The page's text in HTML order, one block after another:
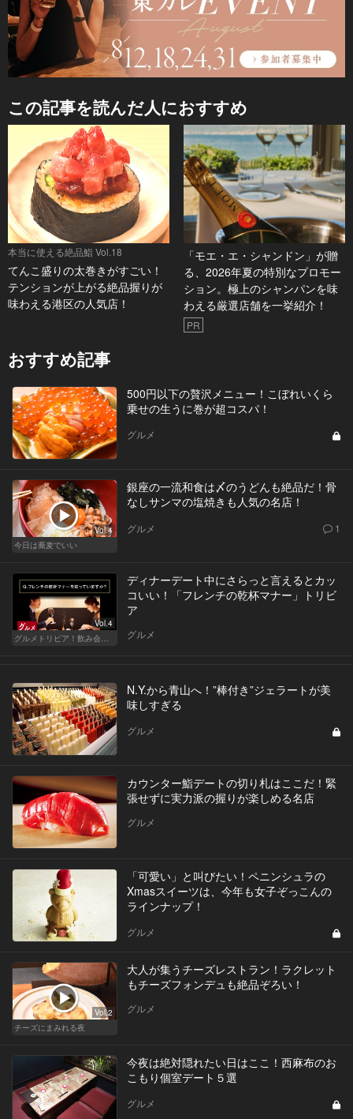
この記事を読んだ人におすすめ
本当に使える絶品鮨 Vol.18
てんこ盛りの太巻きがすごい！
テンションが上がる絶品握りが
味わえる港区の人気店！
「モエ・エ・シャンドン」が贈
る、2026年夏の特別なプロモー
ション。極上のシャンパンを味
わえる厳選店舗を一挙紹介！
PR
おすすめ記事
500円以下の贅沢メニュー！こぼれいくら
乗せの生うに巻が超コスパ！
グルメ
Vol.4
今日は蕎麦でいい
銀座の一流和食は〆のうどんも絶品だ！骨
なしサンマの塩焼きも人気の名店！
グルメ 1
Vol.4
グルメトリビア！飲み会やデートで会話のネタになるQ＆A
ディナーデート中にさらっと言えるとカッ
コいい！「フレンチの乾杯マナー」トリビ
ア
グルメ
N.Y.から青山へ！”棒付き”ジェラートが美
味しすぎる
グルメ
カウンター鮨デートの切り札はここだ！緊
張せずに実力派の握りが楽しめる名店
グルメ
「可愛い」と叫びたい！ペニンシュラの
Xmasスイーツは、今年も女子ぞっこんの
ラインナップ！
グルメ
Vol.2
チーズにまみれる夜
大人が集うチーズレストラン！ラクレット
もチーズフォンデュも絶品ぞろい！
グルメ
今夜は絶対隠れたい日はここ！西麻布のお
こもり個室デート５選
グルメ